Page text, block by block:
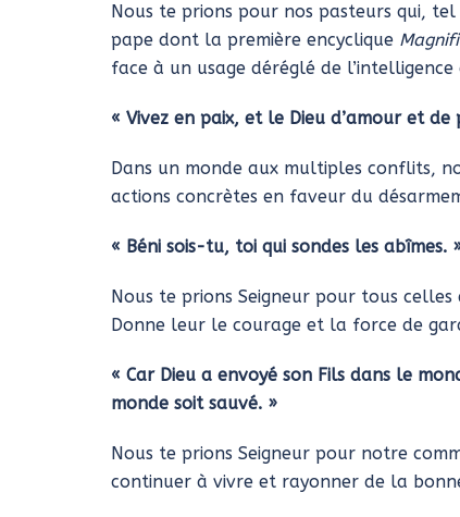
Nous te prions pour nos pasteurs qui,
pape dont la première encyclique
face à un usage déréglé de
« Vivez en paix, et le Dieu d’amour et de
Dans un monde aux multiples conflits,
actions concrètes en faveur du
« Béni sois-tu, toi qui sondes les abîmes.
Nous te prions Seigneur pour tous
Donne leur le courage et la force de
« Car Dieu a envoyé son Fils dans le
monde soit sauvé. »
Nous te prions Seigneur pour notre
continuer à vivre et rayonner de la